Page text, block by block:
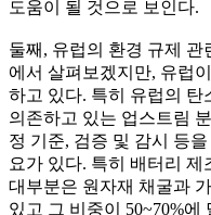
도움이 될 것으로 보인다.
둘째, 유럽의 환경 규제
에서 살펴보겠지만, 유럽
하고 있다. 특히 유럽의 탄
의존하고 있는 업스트림
정 기준, 검증 및 감시 등
요가 있다. 특히 배터리
대부분은 원자재 채굴과
있고 그 비중이 50~70%